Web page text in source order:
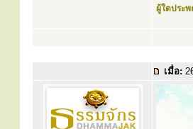
ผู้ใดประ
เมื่อ: